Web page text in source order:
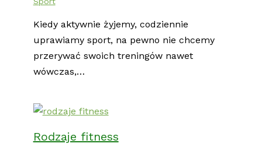
Kiedy aktywnie żyjemy, codziennie
uprawiamy sport, na pewno nie chcemy
przerywać swoich treningów nawet
wówczas,…
Rodzaje fitness